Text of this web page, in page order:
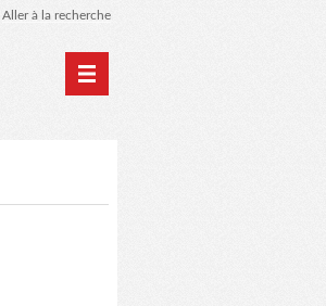
Aller à la recherche